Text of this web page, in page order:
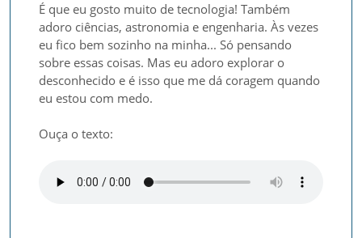
É que eu gosto muito de tecnologia! Também
adoro ciências, astronomia e engenharia. Às vezes
eu fico bem sozinho na minha... Só pensando
sobre essas coisas. Mas eu adoro explorar o
desconhecido e é isso que me dá coragem quando
eu estou com medo.
Ouça o texto: